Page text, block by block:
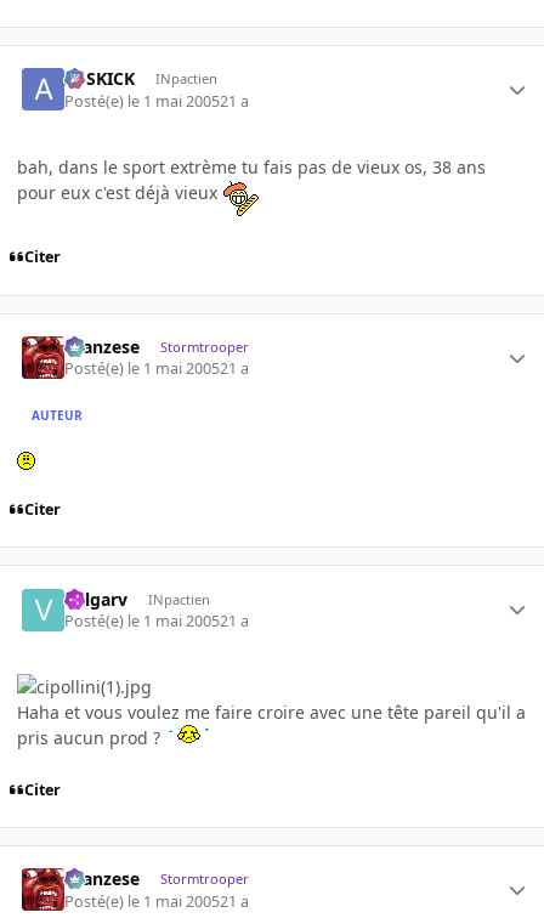
ASSKICK INpactien
Posté(e) le 1 mai 200521 a
bah, dans le sport extrème tu fais pas de vieux os, 38 ans
pour eux c'est déjà vieux
Citer
ilcanzese Stormtrooper
Posté(e) le 1 mai 200521 a
AUTEUR
Citer
Valgarv INpactien
Posté(e) le 1 mai 200521 a
Haha et vous voulez me faire croire avec une tête pareil qu'il a
pris aucun prod ?
Citer
ilcanzese Stormtrooper
Posté(e) le 1 mai 200521 a